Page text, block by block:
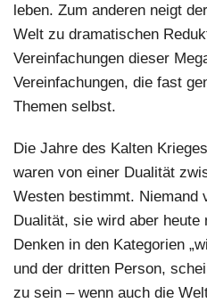
leben. Zum anderen neigt
Welt zu dramatischen
Vereinfachungen dieser
Vereinfachungen, die fast
Themen selbst.
Die Jahre des Kalten
waren von einer Dualität
Westen bestimmt. Niemand
Dualität, sie wird aber heute
Denken in den Kategorien
und der dritten Person,
zu sein – wenn auch die